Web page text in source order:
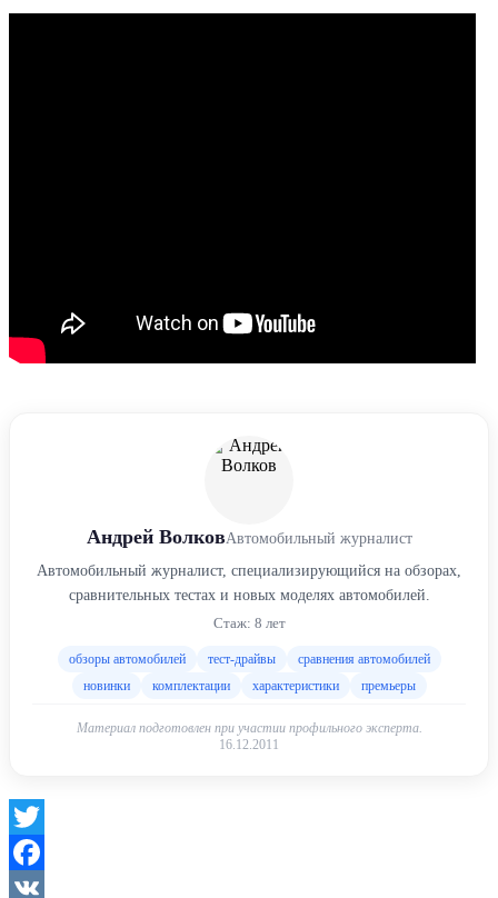
Андрей ВолковАвтомобильный журналист
Автомобильный журналист, специализирующийся на обзорах,
сравнительных тестах и новых моделях автомобилей.
Стаж: 8 лет
обзоры автомобилей тест-драйвы
сравнения автомобилей
новинки
комплектации характеристики премьеры
Материал подготовлен при участии профильного эксперта.
16.12.2011
Twitter
Facebook